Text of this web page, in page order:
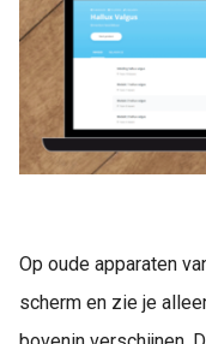
Op oude apparaten
scherm en zie je